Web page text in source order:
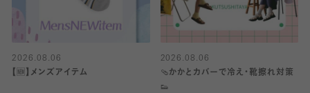
2026.08.06
【🆕】メンズアイテム
2026.08.06
🩴かかとカバーで冷え・靴擦れ対策
👟